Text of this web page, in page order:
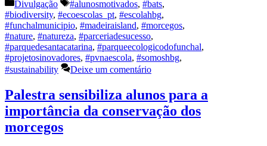
Categorias
Divulgação Etiquetas
#alunosmotivados, #bats,
#biodiversity, #ecoescolas_pt, #escolahbg,
#funchalmunicipio, #madeiraisland, #morcegos,
#nature, #natureza, #parceriadesucesso,
#parquedesantacatarina, #parqueecologicodofunchal,
#projetosinovadores, #pvnaescola, #somoshbg,
#sustainability
Deixe um comentário
Palestra sensibiliza alunos para a
importância da conservação dos
morcegos